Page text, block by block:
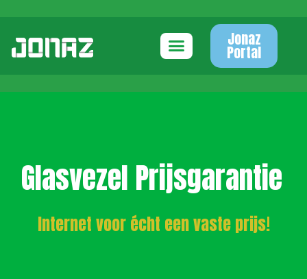
Jonaz
Portal
Glasvezel Prijsgarantie
Internet voor écht een vaste prijs!